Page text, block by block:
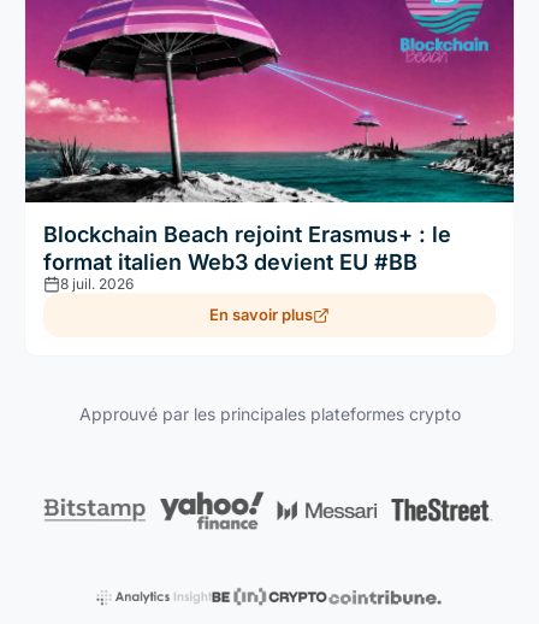
Blockchain Beach rejoint Erasmus+ : le
format italien Web3 devient EU #BB
8 juil. 2026
En savoir plus
Approuvé par les principales plateformes crypto